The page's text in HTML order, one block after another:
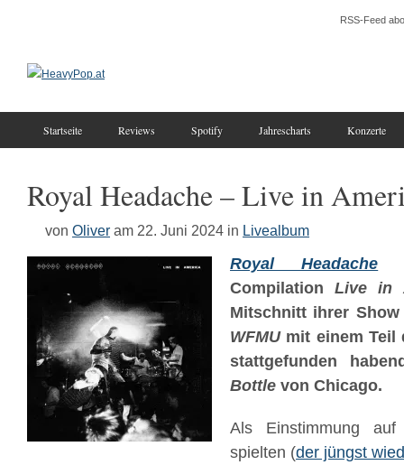
RSS-Feed
Startseite Reviews Spotify Jahrescharts Konzerte
Royal Headache – Live in
von Oliver am 22. Juni 2024 in Livealbum
Royal Headache
CompilationLive in
Mitschnitt ihrer
WFMUmit einem Teil
stattgefunden
Bottle von Chicago.
Als Einstimmung
spielten (der jüngst